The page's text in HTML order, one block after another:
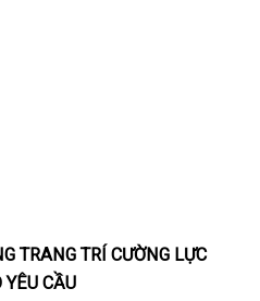
TRANG TRÍ CƯỜNG LỰC
YÊU CẦU